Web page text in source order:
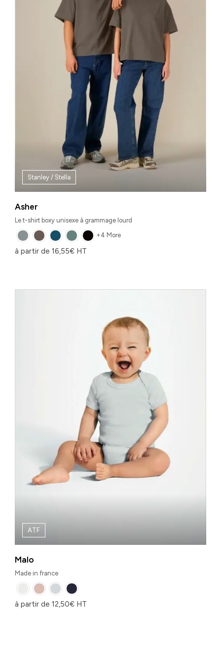
Stanley / Stella
Asher
Le t-shirt boxy unisexe à grammage lourd
+4 More
à partir de 16,55€ HT
ATF
Malo
Made in france
à partir de 12,50€ HT